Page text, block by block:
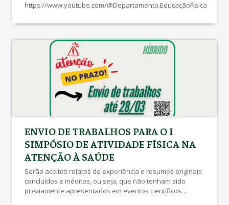
https://www.youtube.com/@Departamento.EducaçãoFísica
ENVIO DE TRABALHOS PARA O I
SIMPÓSIO DE ATIVIDADE FÍSICA NA
ATENÇÃO À SAÚDE
Serão aceitos relatos de experiência e resumos originais
concluídos e inéditos, ou seja, que não tenham sido
previamente apresentados em eventos científicos